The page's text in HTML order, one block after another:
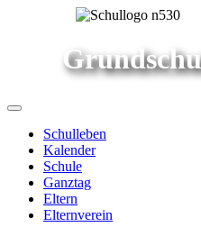
Schulleben
Kalender
Schule
Ganztag
Eltern
Elternverein